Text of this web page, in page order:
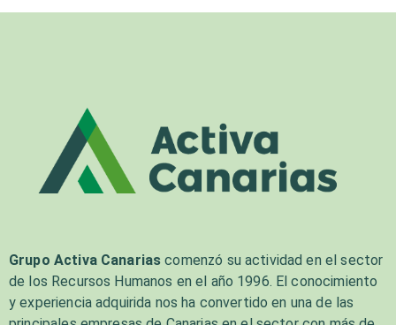
Grupo Activa Canarias comenzó su actividad en el sector
de los Recursos Humanos en el año 1996. El conocimiento
y experiencia adquirida nos ha convertido en una de las